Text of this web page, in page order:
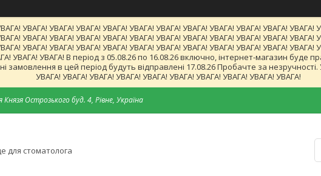
УВАГА! УВАГА! УВАГА! УВАГА! УВАГА! УВАГА! УВАГА! УВАГА! УВАГА! УВАГА! УВАГА!
УВАГА! УВАГА! УВАГА! УВАГА! УВАГА! УВАГА! УВАГА! УВАГА! УВАГА! УВАГА! УВАГА!
УВАГА! УВАГА! УВАГА! УВАГА! УВАГА! УВАГА! УВАГА! УВАГА! УВАГА! УВАГА! УВАГА!
УВАГА! УВАГА! В період з 05.08.26 по 16.08.26 включно, інтернет-магазин буде
в цей період будуть відправлені 17.08.26 Пробачте за
УВАГА! УВАГА! УВАГА! УВАГА! УВАГА! УВАГА! УВАГА! УВАГА! УВАГА! УВАГА!
Князя Острозького буд. 4, Рівне, Україна
для стоматолога